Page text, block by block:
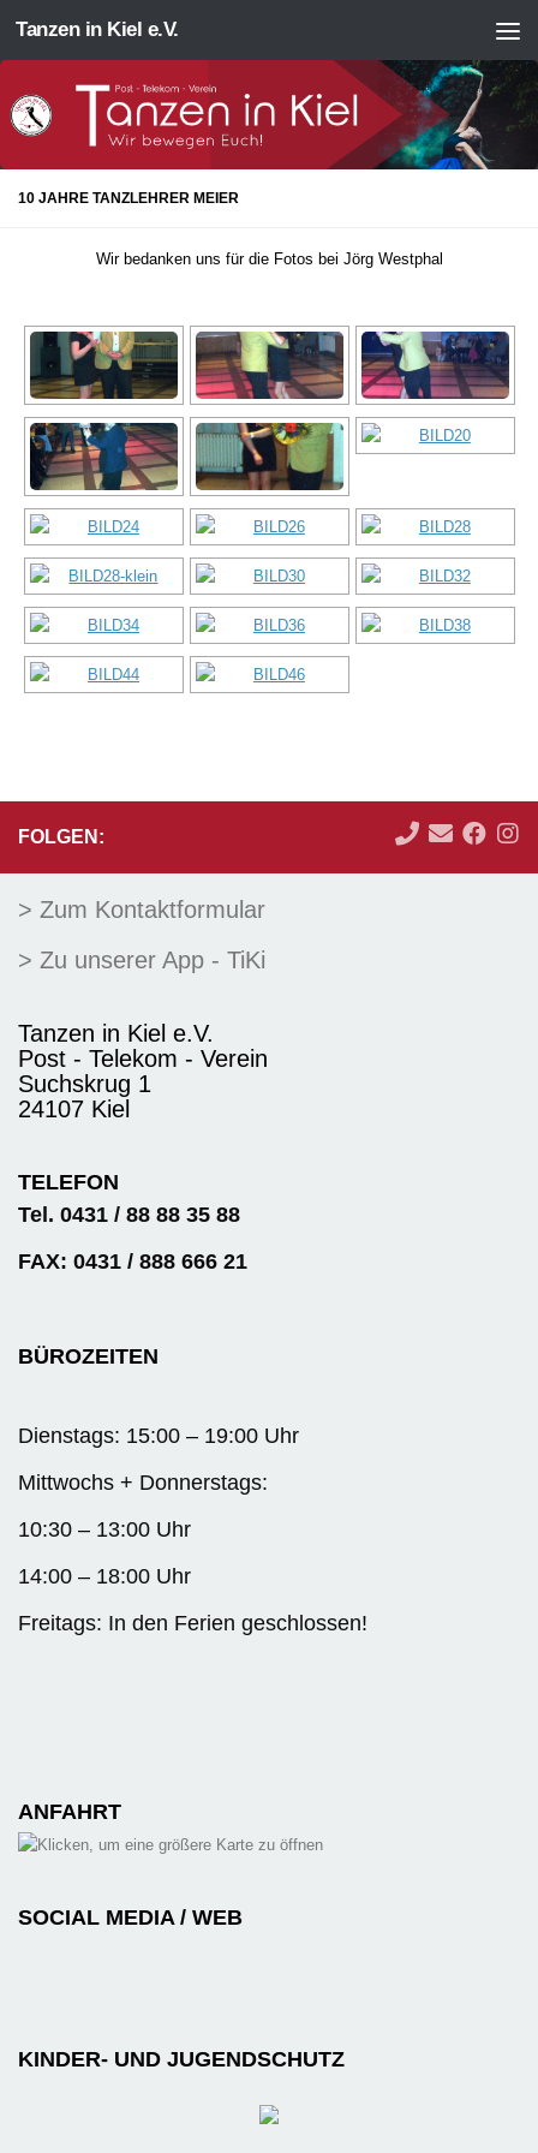
Zum Inhalt springen
Tanzen in Kiel e.V.
10 JAHRE TANZLEHRER MEIER
Wir bedanken uns für die Fotos bei Jörg Westphal
FOLGEN:
> Zum Kontaktformular
> Zu unserer App - TiKi
Tanzen in Kiel e.V.
Post - Telekom - Verein
Suchskrug 1
24107 Kiel
TELEFON
Tel. 0431 / 88 88 35 88
FAX: 0431 / 888 666 21
BÜROZEITEN
Dienstags: 15:00 – 19:00 Uhr
Mittwochs + Donnerstags:
10:30 – 13:00 Uhr
14:00 – 18:00 Uhr
Freitags: In den Ferien geschlossen!
ANFAHRT
SOCIAL MEDIA / WEB
KINDER- UND JUGENDSCHUTZ